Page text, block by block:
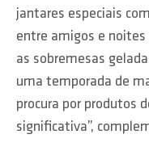
jantares especiais
entre amigos e
as sobremesas
uma temporada de
procura por produtos
significativa”,